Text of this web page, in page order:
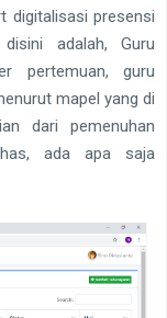
digitalisasi presensi
adalah, Guru
pertemuan, guru
mapel yang di
dari pemenuhan
ada apa saja